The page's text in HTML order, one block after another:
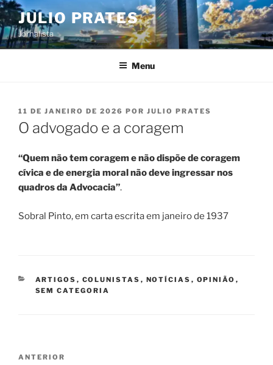
Pular
para
o
conteúdo
JULIO PRATES
Jornalista
Menu
PUBLICADO
EM
11 DE JANEIRO DE 2026 POR JULIO PRATES
O advogado e a coragem
“Quem não tem coragem e não dispõe de coragem
cívica e de energia moral não deve ingressar nos
quadros da Advocacia”.
Sobral Pinto, em carta escrita em janeiro de 1937
CATEGORIAS
ARTIGOS , COLUNISTAS , NOTÍCIAS , OPINIÃO ,
SEM CATEGORIA
Navegação
Post
ANTERIOR